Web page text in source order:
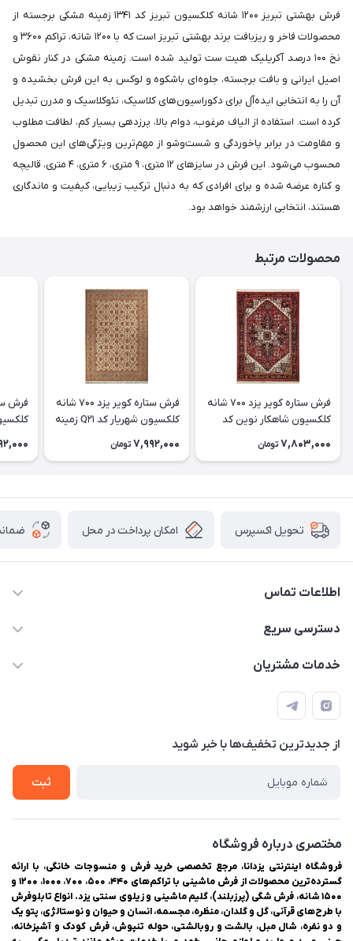
فرش بهشتی تبریز 1200 شانه کلکسیون تبریز کد 1341 زمینه مشکی برجسته از
محصولات فاخر و ریزبافت برند بهشتی تبریز است که با 1200 شانه، تراکم 3600 و
نخ 100 درصد آکریلیک هیت ست تولید شده است. زمینه مشکی در کنار نقوش
اصیل ایرانی و بافت برجسته، جلوه‌ای باشکوه و لوکس به این فرش بخشیده و
آن را به انتخابی ایده‌آل برای دکوراسیون‌های کلاسیک، نئوکلاسیک و مدرن تبدیل
کرده است. استفاده از الیاف مرغوب، دوام بالا، پرزدهی بسیار کم، لطافت مطلوب
و مقاومت در برابر پاخوردگی و شست‌وشو از مهم‌ترین ویژگی‌های این محصول
محسوب می‌شود. این فرش در سایزهای 12 متری، 9 متری، 6 متری، 4 متری، قالیچه
و کناره عرضه شده و برای افرادی که به دنبال ترکیب زیبایی، کیفیت و ماندگاری
هستند، انتخابی ارزشمند خواهد بود.
محصولات مرتبط
فرش ستاره کویر یزد 700 شانه
کلکسیون شاهکار نوین کد
7,803,000 تومان
فرش ستاره کویر یزد 700 شانه
کلکسیون شهریار کد Q21 زمینه
7,992,000 تومان
تحویل اکسپرس امکان پرداخت در محل
اطلاعات تماس
03538252575
اینترنتی یزدانا
دسترسی سریع
حساب کاربری
لیست محصولات
درباره ما
خدمات مشتریان
راهنمای ثبت سفارش
حریم خصوصی
سوالات متداول
از جدید‌ترین تخفیف‌ها با‌ خبر شوید
ثبت
مختصری درباره فروشگاه
فروشگاه اینترنتی یزدانا، مرجع تخصصی خرید فرش و منسوجات خانگی، با ارائه
گسترده‌ترین محصولات از فرش ماشینی با تراکم‌های ۴۴۰، ۵۰۰، ۷۰۰، ۱۰۰۰، ۱۲۰۰ و
۱۵۰۰ شانه، فرش شگی (پرزبلند)، گلیم ماشینی و زیلوی سنتی یزد. انواع تابلوفرش
با طرح‌های قرآنی، گل و گلدان، منظره، مجسمه، انسان و حیوان و نوستالژی، پتو یک
و دو نفره، شال مبل، بالشت و روبالشتی، حوله تنپوش، فرش کودک و آشپزخانه،